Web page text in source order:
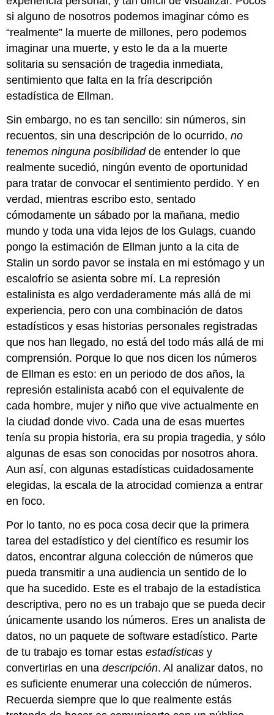
si alguno de nosotros podemos imaginar cómo es
“realmente” la muerte de millones, pero podemos
imaginar una muerte, y esto le da a la muerte
solitaria su sensación de tragedia inmediata,
sentimiento que falta en la fría descripción
estadística de Ellman.
Sin embargo, no es tan sencillo: sin números, sin
recuentos, sin una descripción de lo ocurrido,no
tenemos ninguna posibilidadde entender lo que
realmente sucedió, ningún evento de oportunidad
para tratar de convocar el sentimiento perdido. Y en
verdad, mientras escribo esto, sentado
cómodamente un sábado por la mañana, medio
mundo y toda una vida lejos de los Gulags, cuando
pongo la estimación de Ellman junto a la cita de
Stalin un sordo pavor se instala en mi estómago y un
escalofrío se asienta sobre mí. La represión
estalinista es algo verdaderamente más allá de mi
experiencia, pero con una combinación de datos
estadísticos y esas historias personales registradas
que nos han llegado, no está del todo más allá de mi
comprensión. Porque lo que nos dicen los números
de Ellman es esto: en un periodo de dos años, la
represión estalinista acabó con el equivalente de
cada hombre, mujer y niño que vive actualmente en
la ciudad donde vivo. Cada una de esas muertes
tenía su propia historia, era su propia tragedia, y sólo
algunas de esas son conocidas por nosotros ahora.
Aun así, con algunas estadísticas cuidadosamente
elegidas, la escala de la atrocidad comienza a entrar
en foco.
Por lo tanto, no es poca cosa decir que la primera
tarea del estadístico y del científico es resumir los
datos, encontrar alguna colección de números que
pueda transmitir a una audiencia un sentido de lo
que ha sucedido. Este es el trabajo de la estadística
descriptiva, pero no es un trabajo que se pueda decir
únicamente usando los números. Eres un analista de
datos, no un paquete de software estadístico. Parte
de tu trabajo es tomar estasestadísticas y
convertirlas en unadescripción. Al analizar datos, no
es suficiente enumerar una colección de números.
Recuerda siempre que lo que realmente estás